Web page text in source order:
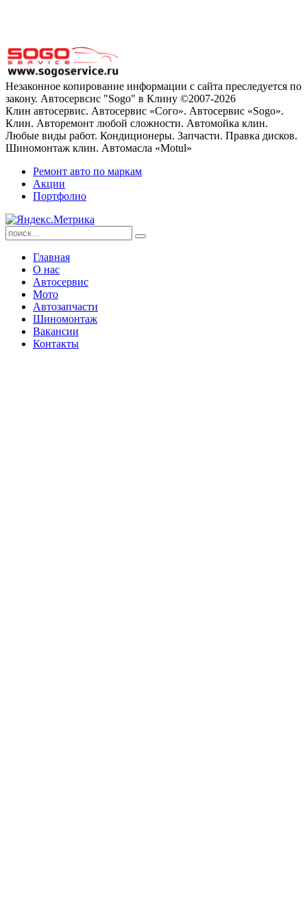
Незаконное копирование информации с сайта преследуется по
закону. Автосервсис "Sogo" в Клину ©2007-2026
Клин автосервис. Автосервис «Сого». Автосервис «Sogo».
Клин. Авторемонт любой сложности. Автомойка клин.
Любые виды работ. Кондиционеры. Запчасти. Правка дисков.
Шиномонтаж клин. Автомасла «Motul»
Ремонт авто по маркам
Акции
Портфолио
Главная
О нас
Автосервис
Мото
Автозапчасти
Шиномонтаж
Вакансии
Контакты